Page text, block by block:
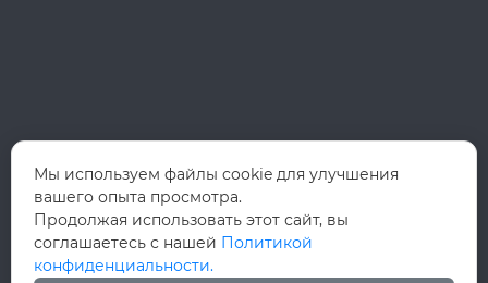
Мы используем файлы cookie для улучшения
вашего опыта просмотра.
Продолжая использовать этот сайт, вы
соглашаетесь с нашей Политикой
конфиденциальности.